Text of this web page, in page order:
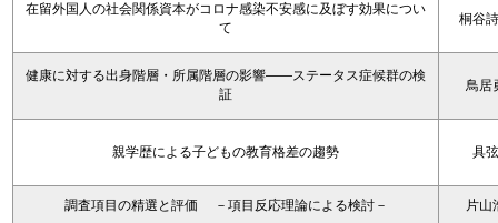
在留外国人の社会関係資本がコロナ感染不安感に及ぼす効果につい
て
桐谷
健康に対する出身階層・所属階層の影響――ステータス症候群の検
証
鳥居
親学歴による子どもの教育格差の趨勢 具
調査項目の精選と評価 －項目反応理論による検討－ 片山